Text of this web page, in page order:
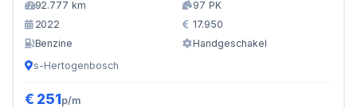
92.777 km
97 PK
2022
17.950
Benzine
Handgeschakel
's-Hertogenbosch
€ 251p/m